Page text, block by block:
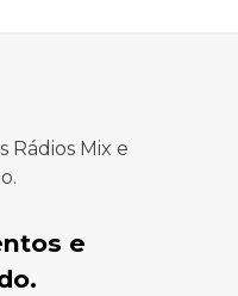
Rádios Mix e
e